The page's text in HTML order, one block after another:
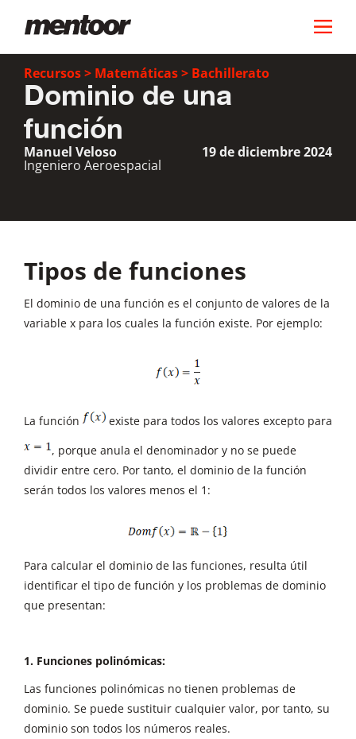
Recursos> Matemáticas> Bachillerato
Dominio de una
función
Manuel Veloso
Ingeniero Aeroespacial
19 de diciembre 2024
Tipos de funciones
El dominio de una función es el conjunto de valores de la
variable x para los cuales la función existe. Por ejemplo:
La función
existe para todos los valores excepto para
, porque anula el denominador y no se puede
dividir entre cero. Por tanto, el dominio de la función
serán todos los valores menos el 1:
Para calcular el dominio de las funciones, resulta útil
identificar el tipo de función y los problemas de dominio
que presentan:
1. Funciones polinómicas:
Las funciones polinómicas no tienen problemas de
dominio. Se puede sustituir cualquier valor, por tanto, su
dominio son todos los números reales.